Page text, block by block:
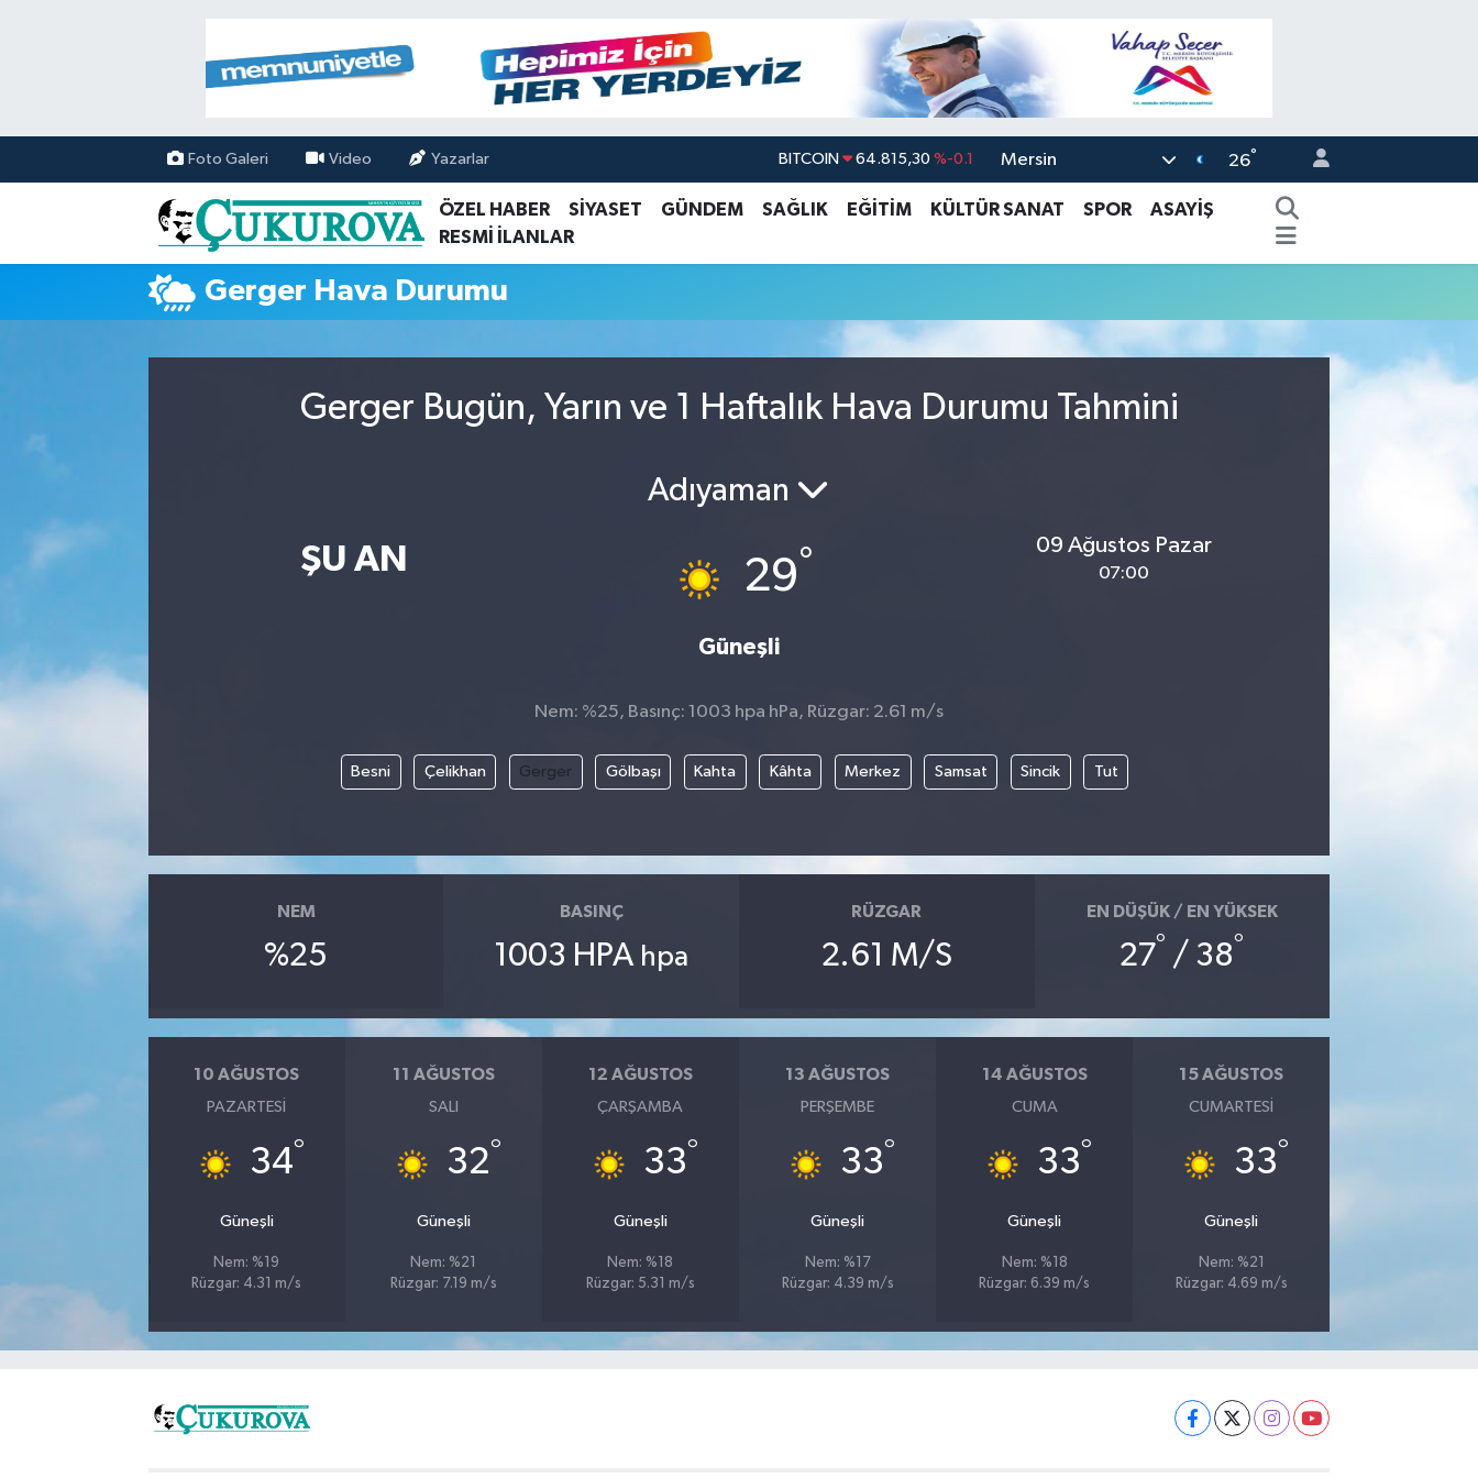
Foto Galeri Video Yazarlar BITCOIN 64.815,30 %-0.1
DOLAR 47,7436 %0.18
GRAM ALTIN 6660.55 %0
BİST100 13.779 %-14
Mersin 26°
ÖZEL HABER SİYASET GÜNDEM SAĞLIK EĞİTİM KÜLTÜR SANAT SPOR
ASAYİŞ
RESMİ İLANLAR
Gerger Hava Durumu
Gerger Bugün, Yarın ve 1 Haftalık Hava Durumu Tahmini
ŞU AN
Adıyaman
29°
Güneşli
09 Ağustos Pazar
07:00
Nem: %25, Basınç: 1003 hpa hPa, Rüzgar: 2.61 m/s
Besni Çelikhan Gerger Gölbaşı Kahta Kâhta Merkez Samsat Sincik Tut
NEM
%25
BASINÇ
1003 HPA hpa
RÜZGAR
2.61 M/S
EN DÜŞÜK / EN YÜKSEK
27° / 38°
10 AĞUSTOS
PAZARTESI
34°
Güneşli
Nem: %19
Rüzgar: 4.31 m/s
11 AĞUSTOS
SALI
32°
Güneşli
Nem: %21
Rüzgar: 7.19 m/s
12 AĞUSTOS
ÇARŞAMBA
33°
Güneşli
Nem: %18
Rüzgar: 5.31 m/s
13 AĞUSTOS
PERŞEMBE
33°
Güneşli
Nem: %17
Rüzgar: 4.39 m/s
14 AĞUSTOS
CUMA
33°
Güneşli
Nem: %18
Rüzgar: 6.39 m/s
15 AĞUSTOS
CUMARTESI
33°
Güneşli
Nem: %21
Rüzgar: 4.69 m/s
Mersin Nöbetçi Eczaneler
Mersin Hava Durumu
Mersin Namaz Vakitleri
Mersin Trafik Yoğunluk Haritası
Süper Lig Puan Durumu ve Fikstür
Tüm Manşetler